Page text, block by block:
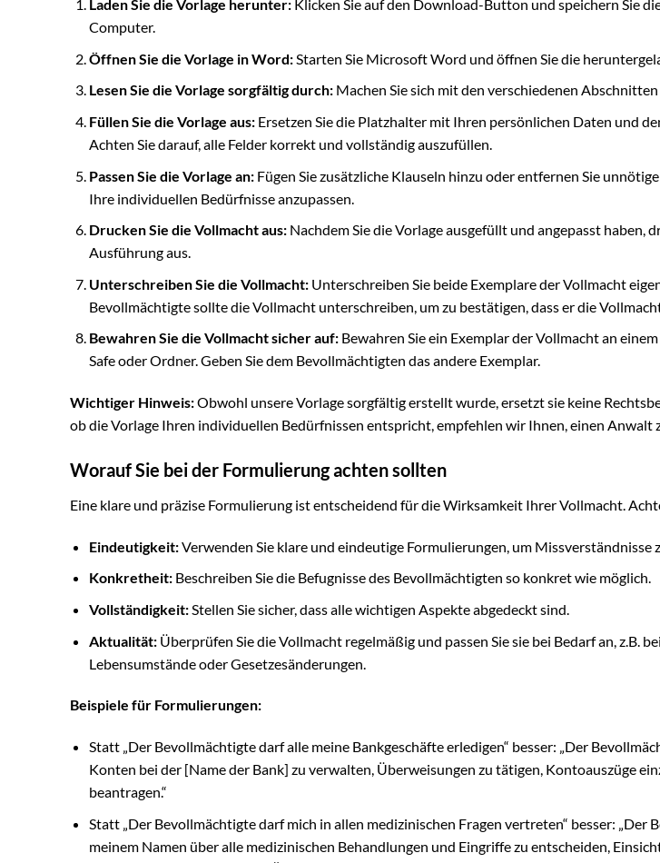
Laden Sie die Vorlage herunter:Klicken Sie auf den Download-Button und speichern Sie
Computer.
Öffnen Sie die Vorlage in Word:Starten Sie Microsoft Word und öffnen Sie die
Lesen Sie die Vorlage sorgfältig durch:Machen Sie sich mit den verschiedenen
Füllen Sie die Vorlage aus:Ersetzen Sie die Platzhalter mit Ihren persönlichen Daten und
Achten Sie darauf, alle Felder korrekt und vollständig auszufüllen.
Passen Sie die Vorlage an:Fügen Sie zusätzliche Klauseln hinzu oder entfernen Sie
Ihre individuellen Bedürfnisse anzupassen.
Drucken Sie die Vollmacht aus:Nachdem Sie die Vorlage ausgefüllt und angepasst haben,
Ausführung aus.
Unterschreiben Sie die Vollmacht:Unterschreiben Sie beide Exemplare der Vollmacht
Bevollmächtigte sollte die Vollmacht unterschreiben, um zu bestätigen, dass er die
Bewahren Sie die Vollmacht sicher auf:Bewahren Sie ein Exemplar der Vollmacht an
Safe oder Ordner. Geben Sie dem Bevollmächtigten das andere Exemplar.
Wichtiger Hinweis:Obwohl unsere Vorlage sorgfältig erstellt wurde, ersetzt sie keine
ob die Vorlage Ihren individuellen Bedürfnissen entspricht, empfehlen wir Ihnen, einen Anwalt
Worauf Sie bei der Formulierung achten sollten
Eine klare und präzise Formulierung ist entscheidend für die Wirksamkeit Ihrer Vollmacht.
Eindeutigkeit:Verwenden Sie klare und eindeutige Formulierungen, um Missverständnisse
Konkretheit:Beschreiben Sie die Befugnisse des Bevollmächtigten so konkret wie möglich.
Vollständigkeit:Stellen Sie sicher, dass alle wichtigen Aspekte abgedeckt sind.
Aktualität:Überprüfen Sie die Vollmacht regelmäßig und passen Sie sie bei Bedarf an, z.B.
Lebensumstände oder Gesetzesänderungen.
Beispiele für Formulierungen:
Statt „Der Bevollmächtigte darf alle meine Bankgeschäfte erledigen“ besser: „Der
Konten bei der [Name der Bank] zu verwalten, Überweisungen zu tätigen, Kontoauszüge
beantragen.“
Statt „Der Bevollmächtigte darf mich in allen medizinischen Fragen vertreten“ besser: „Der
meinem Namen über alle medizinischen Behandlungen und Eingriffe zu entscheiden,